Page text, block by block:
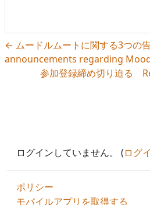
← ムードルムートに関する3つ
announcements regarding
参加登録締め切り迫る
ログインしていません。 (ログ
ポリシー
モバイルアプリを取得する